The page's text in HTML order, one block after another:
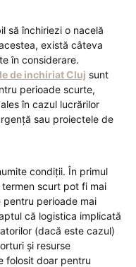
să închiriezi o nacelă
există câteva
în considerare.
de inchiriat Cluj sunt
perioade scurte,
în cazul lucrărilor
sau proiectele de
condiții. În primul
scurt pot fi mai
perioade mai
că logistica implicată
(dacă este cazul)
și resurse
folosit doar pentru